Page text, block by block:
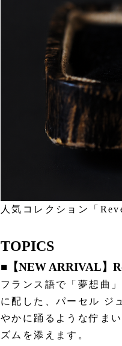
人気コレクション「
TOPICS
■【NEW ARRIVAL】
フランス語で「夢想曲
に配した、パーセル ジ
やかに踊るような佇ま
ズムを添えます。